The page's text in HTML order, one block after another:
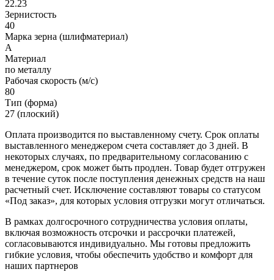
22.23
Зернистость
40
Марка зерна (шлифматериал)
A
Материал
по металлу
Рабочая скорость (м/с)
80
Тип (форма)
27 (плоский)
Оплата производится по выставленному счету. Срок оплаты
выставленного менеджером счета составляет до 3 дней. В
некоторых случаях, по предварительному согласованию с
менеджером, срок может быть продлен. Товар будет отгружен
в течение суток после поступления денежных средств на наш
расчетный счет. Исключение составляют товары со статусом
«Под заказ», для которых условия отгрузки могут отличаться.
В рамках долгосрочного сотрудничества условия оплаты,
включая возможность отсрочки и рассрочки платежей,
согласовываются индивидуально. Мы готовы предложить
гибкие условия, чтобы обеспечить удобство и комфорт для
наших партнеров